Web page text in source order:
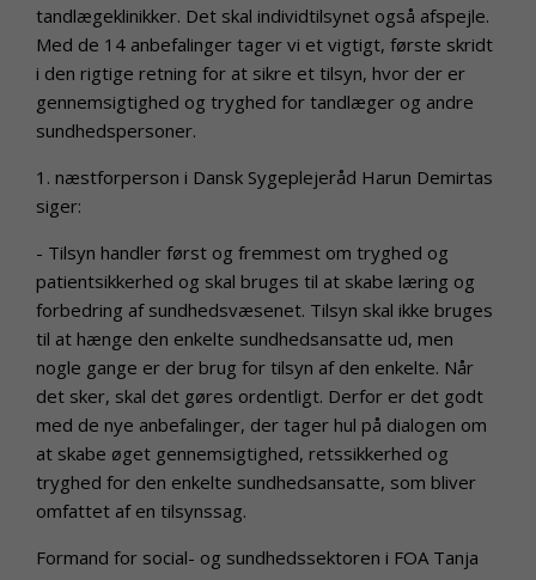
tandlægeklinikker. Det skal individtilsynet også afspejle.
Med de 14 anbefalinger tager vi et vigtigt, første skridt
i den rigtige retning for at sikre et tilsyn, hvor der er
gennemsigtighed og tryghed for tandlæger og andre
sundhedspersoner.
1. næstforperson i Dansk Sygeplejeråd Harun Demirtas
siger:
- Tilsyn handler først og fremmest om tryghed og
patientsikkerhed og skal bruges til at skabe læring og
forbedring af sundhedsvæsenet. Tilsyn skal ikke bruges
til at hænge den enkelte sundhedsansatte ud, men
nogle gange er der brug for tilsyn af den enkelte. Når
det sker, skal det gøres ordentligt. Derfor er det godt
med de nye anbefalinger, der tager hul på dialogen om
at skabe øget gennemsigtighed, retssikkerhed og
tryghed for den enkelte sundhedsansatte, som bliver
omfattet af en tilsynssag.
Formand for social- og sundhedssektoren i FOA Tanja